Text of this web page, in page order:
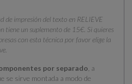
de impresión del texto en RELIEVE
tiene un suplemento de 15€. Si quieres
con esta técnica por favor elige la
por separado , a
se sirve montada a modo de